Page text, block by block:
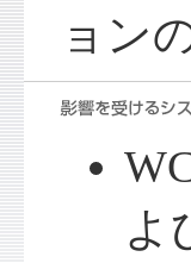
ョン
よ